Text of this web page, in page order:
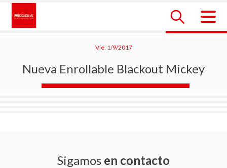
Skip
content
Vie, 1/9/2017
Nueva Enrollable Blackout Mickey
Sigamos en contacto